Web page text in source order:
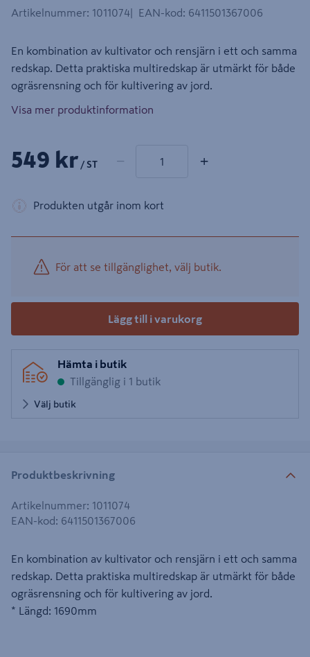
Artikelnummer: 1011074 EAN-kod: 6411501367006
En kombination av kultivator och rensjärn i ett och samma
redskap. Detta praktiska multiredskap är utmärkt för både
ogräsrensning och för kultivering av jord.
Visa mer produktinformation
549 kr / ST − +
Produkten utgår inom kort
För att se tillgänglighet, välj butik.
Lägg till i varukorg
Hämta i butik
Tillgänglig i 1 butik
Välj butik
Produktbeskrivning
Artikelnummer: 1011074
EAN-kod: 6411501367006
En kombination av kultivator och rensjärn i ett och samma
redskap. Detta praktiska multiredskap är utmärkt för både
ogräsrensning och för kultivering av jord.
* Längd: 1690mm